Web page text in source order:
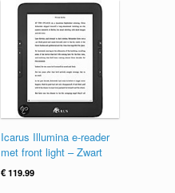
Icarus Illumina e-reader
met front light – Zwart
€119.99